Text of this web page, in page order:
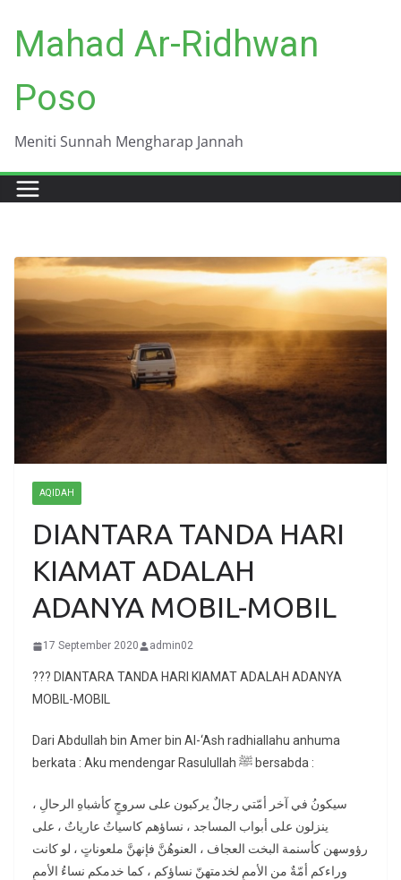
content
Mahad Ar-Ridhwan
Poso
Meniti Sunnah Mengharap Jannah
AQIDAH
DIANTARA TANDA HARI
KIAMAT ADALAH
ADANYA MOBIL-MOBIL
17 September 2020 admin02
??? DIANTARA TANDA HARI KIAMAT ADALAH ADANYA
MOBIL-MOBIL
Dari Abdullah bin Amer bin Al-‘Ash radhiallahu anhuma
berkata : Aku mendengar Rasulullah ﷺ bersabda :
ﺳﻴﻜﻮﻥُ ﻓﻲ ﺁﺧﺮ ﺃﻣّﺘﻲ ﺭﺟﺎﻝٌ ﻳﺮﻛﺒﻮﻥ ﻋﻠﻰ ﺳﺮﻭﺝٍ ﻛﺄﺷﺒﺎﻩِ ﺍﻟﺮﺣﺎﻝِ ،
ﻳﻨﺰﻟﻮﻥ ﻋﻠﻰ ﺃﺑﻮﺍﺏ ﺍﻟﻤﺴﺎﺟﺪ ، ﻧﺴﺎﺅﻫﻢ ﻛﺎﺳﻴﺎﺕٌ ﻋﺎﺭﻳﺎﺕٌ ، ﻋﻠﻰ
ﺭﺅﻭﺳﻬﻦ ﻛﺄﺳﻨﻤﺔ ﺍﻟﺒﺨﺖ ﺍﻟﻌﺠﺎﻑ ، ﺍﻟﻌﻨﻮﻫُﻦَّ ﻓﺈﻧﻬﻦَّ ﻣﻠﻌﻮﻧﺎﺕٍ ، ﻟﻮ ﻛﺎﻧﺖ
ﻭﺭﺍﺀﻛﻢ ﺃﻣّﺔٌ ﻣﻦ ﺍﻷﻣﻢِ ﻟﺨﺪﻣﺘﻬﻦّ ﻧﺴﺎﺅﻛﻢ ، ﻛﻤﺎ ﺧﺪﻣﻜﻢ ﻧﺴﺎﺀُ ﺍﻷﻣﻢِ